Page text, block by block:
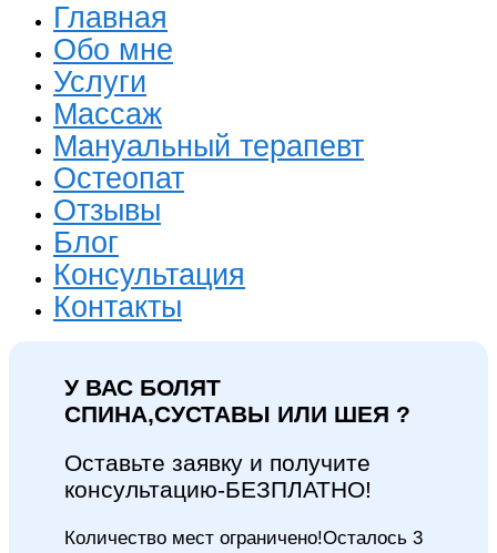
Главная
Обо мне
Услуги
Массаж
Мануальный терапевт
Остеопат
Отзывы
Блог
Консультация
Контакты
У ВАС БОЛЯТ
СПИНА,СУСТАВЫ ИЛИ ШЕЯ ?
Оставьте заявку и получите
консультацию-БЕЗПЛАТНО!
Количество мест ограничено!Осталось 3